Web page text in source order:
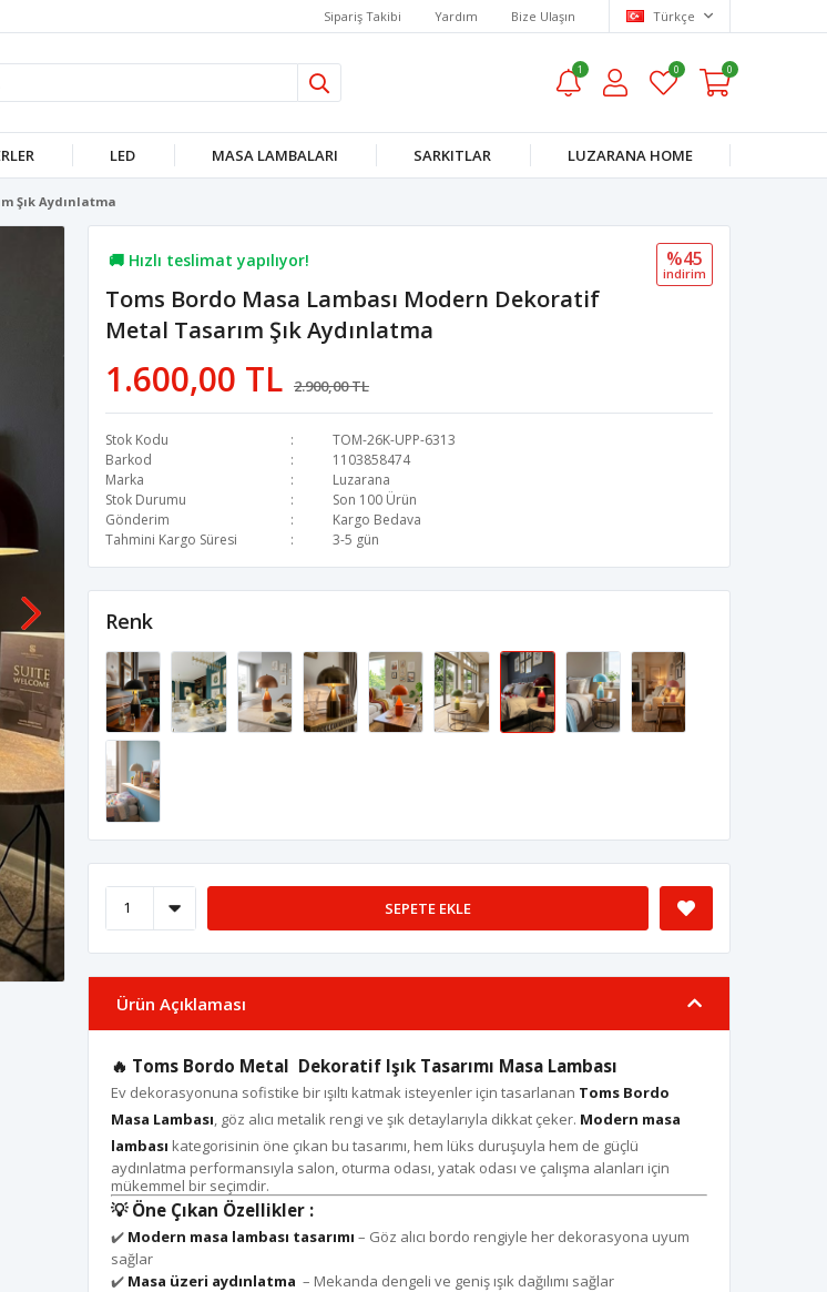
Sipariş Takibi Yardım Bize Ulaşın Türkçe
1 0 0
LED MASA LAMBALARI SARKITLAR LUZARANA HOME
Şık Aydınlatma
🚚 Hızlı teslimat yapılıyor!
💖 65,7B kişi favoriledi!
💸 Sepette 100 TL indirim!
Toms Bordo Masa Lambası Modern Dekoratif
Metal Tasarım Şık Aydınlatma
1.600,00 TL 2.900,00 TL
%45
i̇ndi̇ri̇m
Stok Kodu
TOM-26K-UPP-6313
Barkod
1103858474
Marka
Luzarana
Stok Durumu
Son 100 Ürün
Gönderim
Kargo Bedava
Tahmini Kargo Süresi
3-5 gün
Renk
SEPETE EKLE
Ürün Açıklaması
🔥 Toms Bordo Metal Dekoratif Işık Tasarımı Masa Lambası
Ev dekorasyonuna sofistike bir ışıltı katmak isteyenler için tasarlanan Toms Bordo
Masa Lambası, göz alıcı metalik rengi ve şık detaylarıyla dikkat çeker. Modern masa
lambası kategorisinin öne çıkan bu tasarımı, hem lüks duruşuyla hem de güçlü
aydınlatma performansıyla salon, oturma odası, yatak odası ve çalışma alanları için
mükemmel bir seçimdir.
💡 Öne Çıkan Özellikler :
✔️ Modern masa lambası tasarımı – Göz alıcı bordo rengiyle her dekorasyona uyum
sağlar
✔️ Masa üzeri aydınlatma – Mekanda dengeli ve geniş ışık dağılımı sağlar